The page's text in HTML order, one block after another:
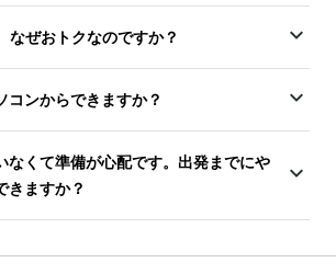
なぜおトクなのですか？
コンからできますか？
なくて準備が心配です。出発までにや
きますか？